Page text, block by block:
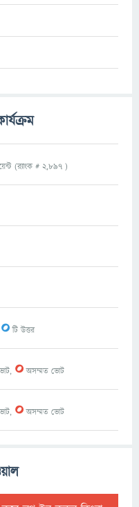
(র‌্যাংক # 2,897 )
0টি উত্তর
0অসম্মত ভোট
0অসম্মত ভোট